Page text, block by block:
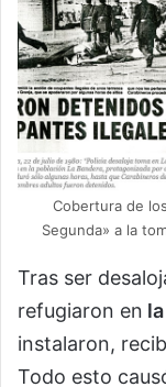
Cobertura de
Segunda» a la
Tras ser
refugiaron en
instalaron,
Todo esto